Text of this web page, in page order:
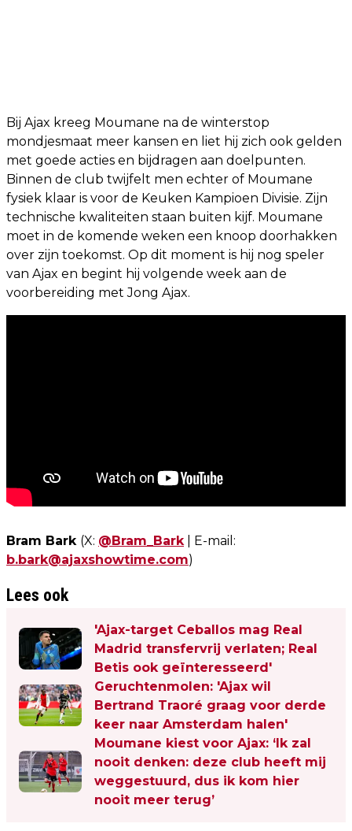
Bij Ajax kreeg Moumane na de winterstop
mondjesmaat meer kansen en liet hij zich ook gelden
met goede acties en bijdragen aan doelpunten.
Binnen de club twijfelt men echter of Moumane
fysiek klaar is voor de Keuken Kampioen Divisie. Zijn
technische kwaliteiten staan buiten kijf. Moumane
moet in de komende weken een knoop doorhakken
over zijn toekomst. Op dit moment is hij nog speler
van Ajax en begint hij volgende week aan de
voorbereiding met Jong Ajax.
Bram Bark (X: @Bram_Bark | E-mail:
b.bark@ajaxshowtime.com)
Lees ook
'Ajax-target Ceballos mag Real
Madrid transfervrij verlaten; Real
Betis ook geïnteresseerd'
Geruchtenmolen: 'Ajax wil
Bertrand Traoré graag voor derde
keer naar Amsterdam halen'
Moumane kiest voor Ajax: ‘Ik zal
nooit denken: deze club heeft mij
weggestuurd, dus ik kom hier
nooit meer terug’